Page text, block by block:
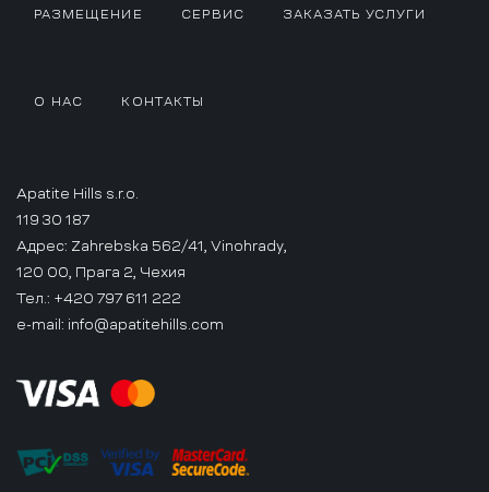
РАЗМЕЩЕНИЕ СЕРВИС ЗАКАЗАТЬ УСЛУГИ
О НАС КОНТАКТЫ
Apatite Hills s.r.o.
119 30 187
Адрес: Zahrebska 562/41, Vinohrady,
120 00, Прага 2, Чехия
Тел.: +420 797 611 222
e-mail: info@apatitehills.com